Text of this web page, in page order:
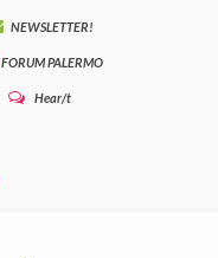
NEWSLETTER!
FORUM PALERMO
Hear/t